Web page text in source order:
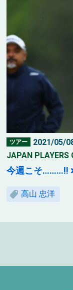
ツアー
2021/05/
JAPAN
今週こそ………!!
高山 忠洋